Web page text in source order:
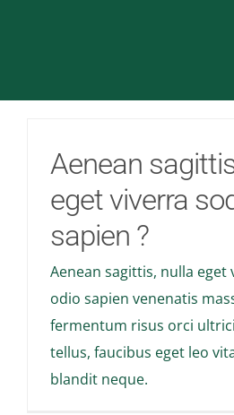
About Us
Toolkits
Training
Resources
Aenean
eget viverra
sapien ?
Aenean sagittis, nulla eget
odio sapien venenatis
fermentum risus orci
tellus, faucibus eget leo
blandit neque.